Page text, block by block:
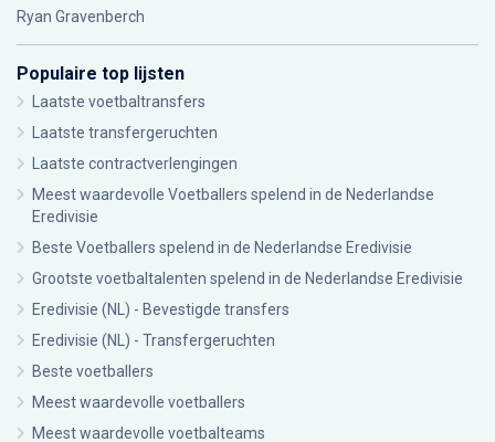
Ryan Gravenberch
Populaire top lijsten
Laatste voetbaltransfers
Laatste transfergeruchten
Laatste contractverlengingen
Meest waardevolle Voetballers spelend in de Nederlandse
Eredivisie
Beste Voetballers spelend in de Nederlandse Eredivisie
Grootste voetbaltalenten spelend in de Nederlandse Eredivisie
Eredivisie (NL) - Bevestigde transfers
Eredivisie (NL) - Transfergeruchten
Beste voetballers
Meest waardevolle voetballers
Meest waardevolle voetbalteams